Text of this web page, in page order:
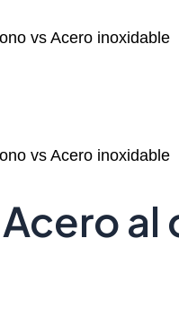
vs Acero inoxidable
vs Acero inoxidable